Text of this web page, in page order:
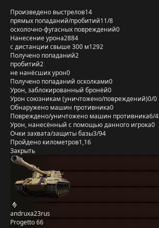
Произведено выстрелов14
прямых попаданий/пробитий11/8
осколочно-фугасных повреждений0
Нанесение урона2884
с дистанции свыше 300 м1292
Получено попаданий2
пробитий2
не нанёсших урон0
Получено попаданий осколками0
Урон, заблокированный бронёй0
Урон союзникам (уничтожено/повреждений)0/0
Обнаружено машин противника0
Повреждено/уничтожено машин противника6/4
Урон, нанесённый с помощью данного игрока0
Очки захвата/защиты базы3/94
Пройдено километров1,16
Закрыть
andruxa23rus
Progetto 66